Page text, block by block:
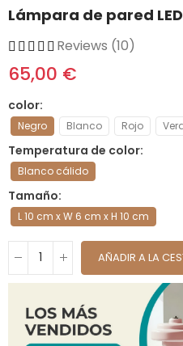
Lámpara de pared
Reviews (10)
65,00 €
color
Negro Blanco Rojo
Temperatura de color
Blanco cálido
Tamaño
L 10 cm x W 6 cm x H 10 cm
AÑADIR A LA